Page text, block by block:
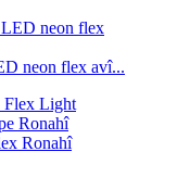
neon flex avî...
Ronahî